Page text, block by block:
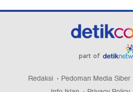
part of
Redaksi Pedoman Media Siber